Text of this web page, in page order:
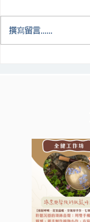
撰寫留言......